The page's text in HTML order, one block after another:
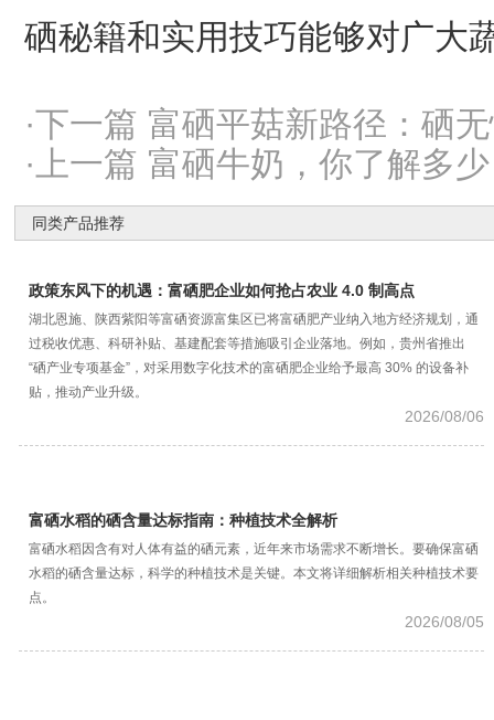
硒秘籍和实用技巧能够对广大
·下一篇 富硒平菇新路径：硒
·上一篇 富硒牛奶，你了解多
同类产品推荐
政策东风下的机遇：富硒肥企业如何抢占农业 4.0 制高点
湖北恩施、陕西紫阳等富硒资源富集区已将富硒肥产业纳入地方经济规划，通
过税收优惠、科研补贴、基建配套等措施吸引企业落地。例如，贵州省推出
“硒产业专项基金”，对采用数字化技术的富硒肥企业给予最高 30% 的设备补
贴，推动产业升级。
2026/08/06
富硒水稻的硒含量达标指南：种植技术全解析
富硒水稻因含有对人体有益的硒元素，近年来市场需求不断增长。要确保富硒
水稻的硒含量达标，科学的种植技术是关键。本文将详细解析相关种植技术要
点。
2026/08/05